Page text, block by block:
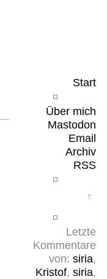
Start
Über mich
Mastodon
Email
Archiv
RSS
Letzte
Kommentare
von: siria,
Kristof, siria,